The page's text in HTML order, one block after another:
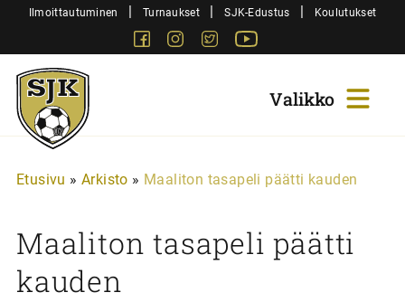
SiirryIlmoittautuminen | Turnaukset | SJK-Edustus | Koulutukset
FacebookInstagram
Twitter
Sjk-
Juniorit
Etusivu » Arkisto » Maaliton tasapeli päätti kauden
Maaliton tasapeli päätti
kauden